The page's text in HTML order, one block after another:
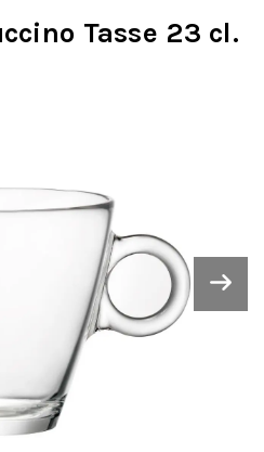
Tasse 23 cl.